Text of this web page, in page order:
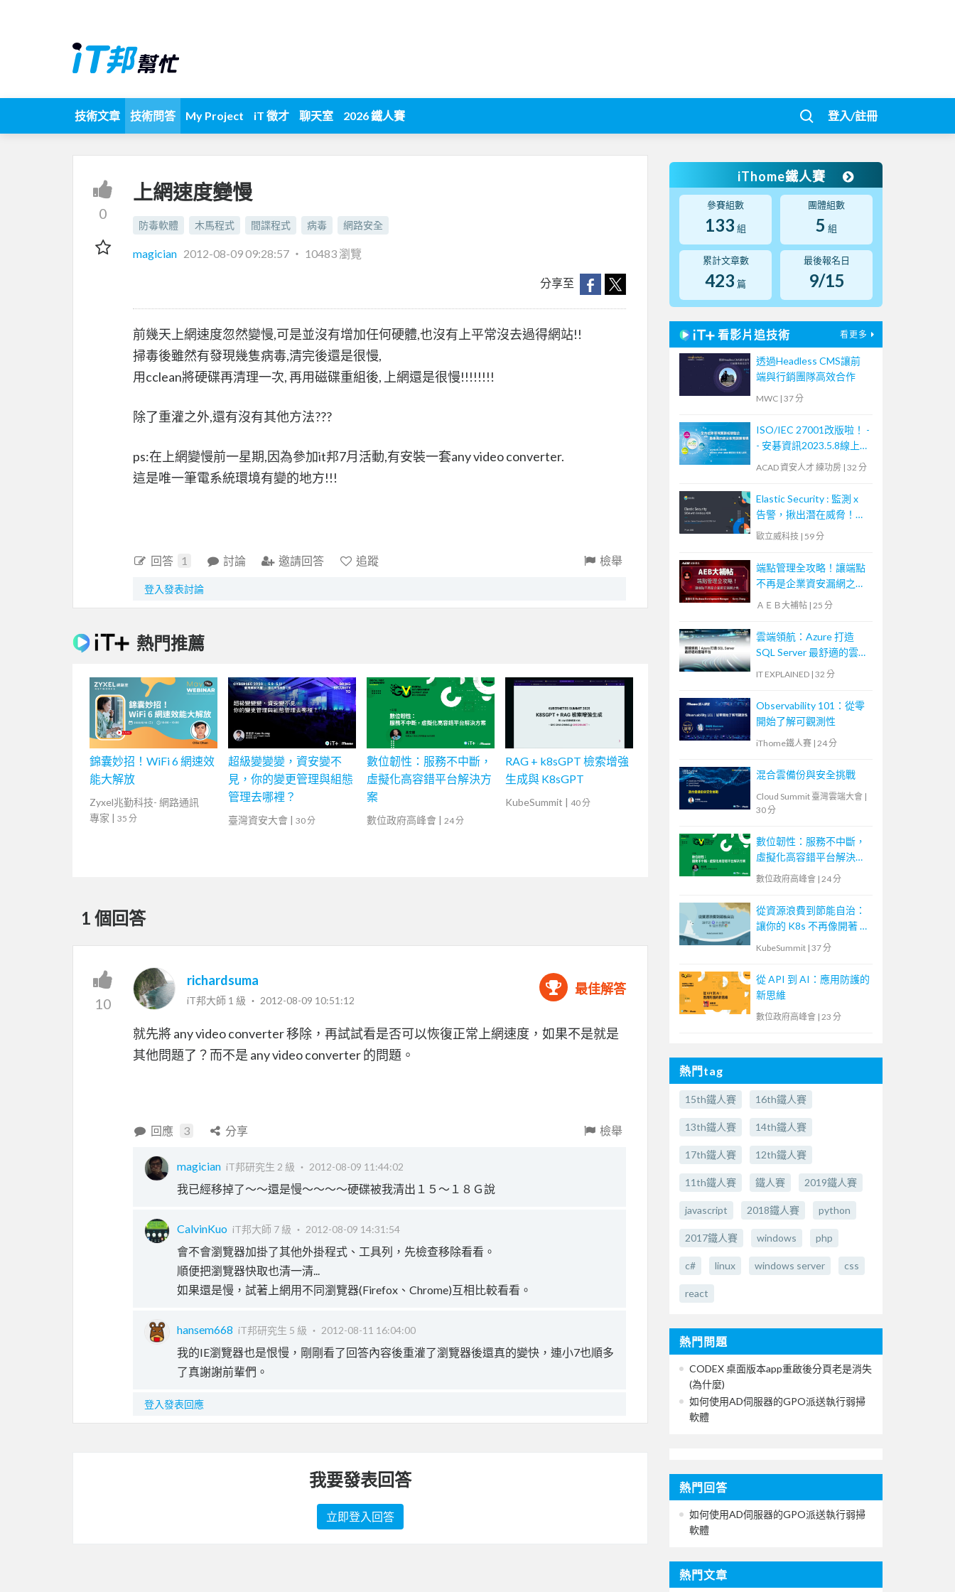
技術文章 技術問答 My Project iT 徵才 聊天室 2026 鐵人賽 登入/註冊
0
上網速度變慢
防毒軟體 木馬程式 間諜程式 病毒 網路安全
magician 2012-08-09 09:28:57 ‧ 10483 瀏覽
分享至
前幾天上網速度忽然變慢,可是並沒有增加任何硬體,也沒有上平常沒去過得網站!!
掃毒後雖然有發現幾隻病毒,清完後還是很慢,
用cclean將硬碟再清理一次, 再用磁碟重組後, 上網還是很慢!!!!!!!!
除了重灌之外,還有沒有其他方法???
ps:在上網變慢前一星期,因為參加it邦7月活動,有安裝一套any video converter.
這是唯一筆電系統環境有變的地方!!!
回答 1 討論 邀請回答 追蹤 檢舉
登入發表討論
熱門推薦
錦囊妙招！WiFi 6 網速效
能大解放
Zyxel兆勤科技- 網路通訊
專家 | 35 分
超級變變變，資安變不
見，你的變更管理與組態
管理去哪裡？
臺灣資安大會 | 30 分
數位韌性：服務不中斷，
虛擬化高容錯平台解決方
案
數位政府高峰會 | 24 分
RAG + k8sGPT 檢索增強
生成與 K8sGPT
KubeSummit | 40 分
1 個回答
10
richardsuma
iT邦大師 1 級 ‧ 2012-08-09 10:51:12
最佳解答
就先將 any video converter 移除，再試試看是否可以恢復正常上網速度，如果不是就是
其他問題了？而不是 any video converter 的問題。
回應 3 分享 檢舉
magician iT邦研究生 2 級 ‧ 2012-08-09 11:44:02
我已經移掉了～～還是慢～～～～硬碟被我清出１５～１８Ｇ說
CalvinKuo iT邦大師 7 級 ‧ 2012-08-09 14:31:54
會不會瀏覽器加掛了其他外掛程式、工具列，先檢查移除看看。
順便把瀏覽器快取也清一清...
如果還是慢，試著上網用不同瀏覽器(Firefox、Chrome)互相比較看看。
hansem668 iT邦研究生 5 級 ‧ 2012-08-11 16:04:00
我的IE瀏覽器也是恨慢，剛剛看了回答內容後重灌了瀏覽器後還真的變快，連小7也順多
了真謝謝前輩們。
登入發表回應
我要發表回答
立即登入回答
iThome鐵人賽
參賽組數
133 組
團體組數
5 組
累計文章數
423 篇
最後報名日
9/15
看影片追技術 看更多
透過Headless CMS讓前
端與行銷團隊高效合作
MWC | 37 分
ISO/IEC 27001改版啦！ -
- 安碁資訊2023.5.8線上研
討會摘要
ACAD 資安人才 練功房 | 32 分
Elastic Security : 監測 x
告警，揪出潛在威脅！
【Webinar：Elastic 系列
歐立威科技 | 59 分
端點管理全攻略！讓端點
不再是企業資安漏網之魚
【宏碁資訊網路學堂】
ＡＥＢ大補帖 | 25 分
雲端領航：Azure 打造
SQL Server 最舒適的雲端
IT EXPLAINED | 32 分
Observability 101：從零
開始了解可觀測性
iThome鐵人賽 | 24 分
混合雲備份與安全挑戰
Cloud Summit 臺灣雲端大會 |
30 分
數位韌性：服務不中斷，
虛擬化高容錯平台解決方
案
數位政府高峰會 | 24 分
從資源浪費到節能自治：
讓你的 K8s 不再像開著 N
個分頁的瀏覽器
KubeSummit | 37 分
從 API 到 AI：應用防護的
新思維
數位政府高峰會 | 23 分
熱門tag
15th鐵人賽 16th鐵人賽
13th鐵人賽 14th鐵人賽
17th鐵人賽 12th鐵人賽
11th鐵人賽 鐵人賽 2019鐵人賽
javascript 2018鐵人賽 python
2017鐵人賽 windows php
c# linux windows server css
react
熱門問題
CODEX 桌面版本app重啟後分頁老是消失
(為什麼)
如何使用AD伺服器的GPO派送執行弱掃
軟體
熱門回答
如何使用AD伺服器的GPO派送執行弱掃
軟體
熱門文章